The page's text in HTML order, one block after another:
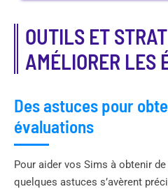
OUTILS ET
AMÉLIORER LES
Des astuces pour
évaluations
Pour aider vos Sims à obtenir
quelques astuces s’avèrent